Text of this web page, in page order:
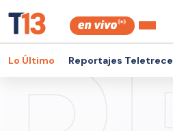
Lo Último Reportajes Teletrece